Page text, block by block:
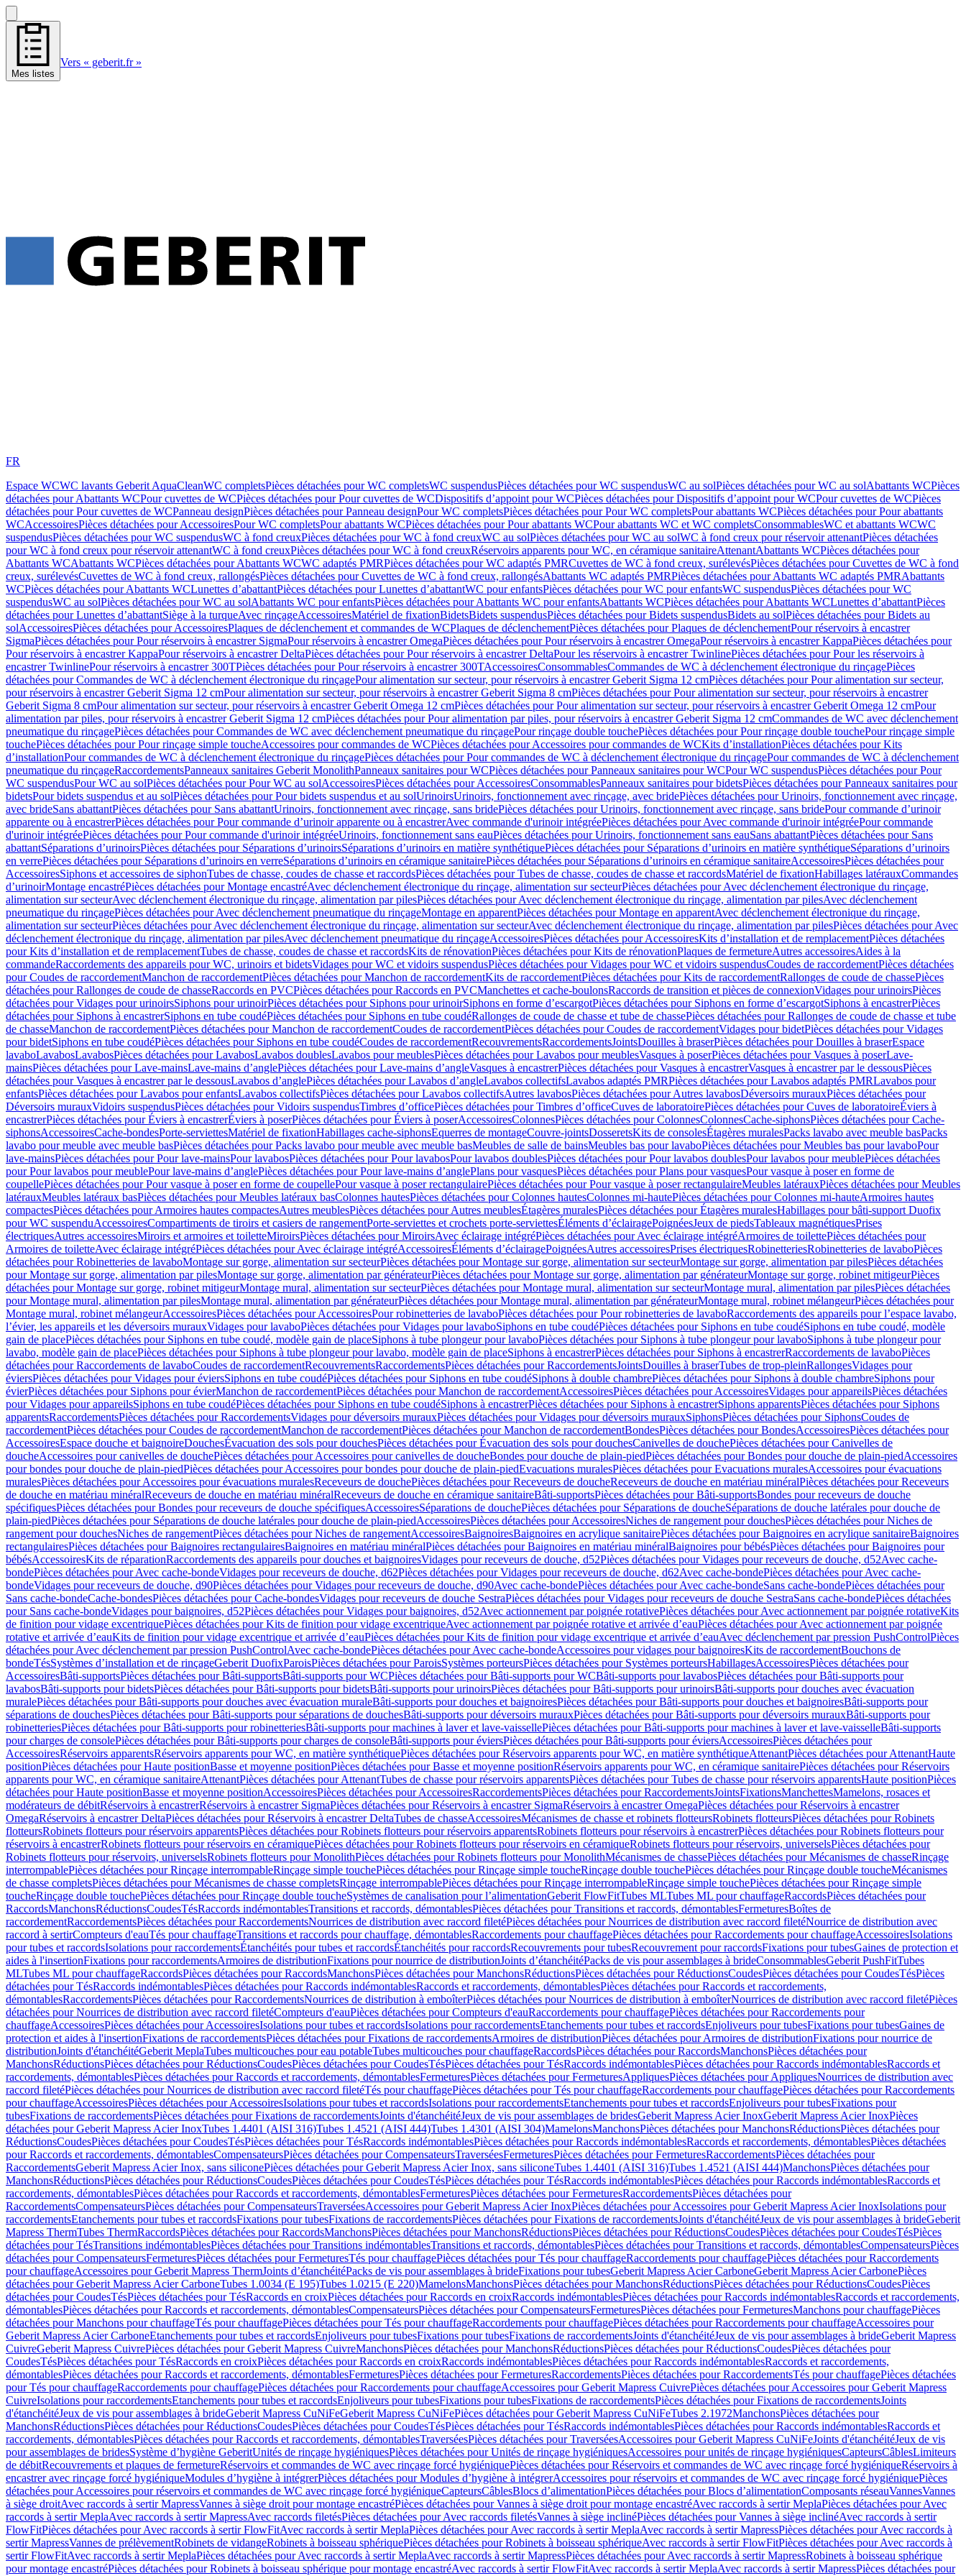
Mes listes
Vers « geberit.fr »
FR
Espace WCWC lavants Geberit AquaCleanWC completsPièces détachées pour WC completsWC suspendusPièces détachées pour WC suspendusWC au solPièces détachées pour WC au solAbattants WCPièces
détachées pour Abattants WCPour cuvettes de WCPièces détachées pour Pour cuvettes de WCDispositifs d’appoint pour WCPièces détachées pour Dispositifs d’appoint pour WCPour cuvettes de WCPièces
détachées pour Pour cuvettes de WCPanneau designPièces détachées pour Panneau designPour WC completsPièces détachées pour Pour WC completsPour abattants WCPièces détachées pour Pour abattants
WCAccessoiresPièces détachées pour AccessoiresPour WC completsPour abattants WCPièces détachées pour Pour abattants WCPour abattants WC et WC completsConsommablesWC et abattants WCWC
suspendusPièces détachées pour WC suspendusWC à fond creuxPièces détachées pour WC à fond creuxWC au solPièces détachées pour WC au solWC à fond creux pour réservoir attenantPièces détachées
pour WC à fond creux pour réservoir attenantWC à fond creuxPièces détachées pour WC à fond creuxRéservoirs apparents pour WC, en céramique sanitaireAttenantAbattants WCPièces détachées pour
Abattants WCAbattants WCPièces détachées pour Abattants WCWC adaptés PMRPièces détachées pour WC adaptés PMRCuvettes de WC à fond creux, surélevésPièces détachées pour Cuvettes de WC à fond
creux, surélevésCuvettes de WC à fond creux, rallongésPièces détachées pour Cuvettes de WC à fond creux, rallongésAbattants WC adaptés PMRPièces détachées pour Abattants WC adaptés PMRAbattants
WCPièces détachées pour Abattants WCLunettes d’abattantPièces détachées pour Lunettes d’abattantWC pour enfantsPièces détachées pour WC pour enfantsWC suspendusPièces détachées pour WC
suspendusWC au solPièces détachées pour WC au solAbattants WC pour enfantsPièces détachées pour Abattants WC pour enfantsAbattants WCPièces détachées pour Abattants WCLunettes d’abattantPièces
détachées pour Lunettes d’abattantSiège à la turqueAvec rinçageAccessoiresMatériel de fixationBidetsBidets suspendusPièces détachées pour Bidets suspendusBidets au solPièces détachées pour Bidets au
solAccessoiresPièces détachées pour AccessoiresPlaques de déclenchement et commandes de WCPlaques de déclenchementPièces détachées pour Plaques de déclenchementPour réservoirs à encastrer
SigmaPièces détachées pour Pour réservoirs à encastrer SigmaPour réservoirs à encastrer OmegaPièces détachées pour Pour réservoirs à encastrer OmegaPour réservoirs à encastrer KappaPièces détachées pour
Pour réservoirs à encastrer KappaPour réservoirs à encastrer DeltaPièces détachées pour Pour réservoirs à encastrer DeltaPour les réservoirs à encastrer TwinlinePièces détachées pour Pour les réservoirs à
encastrer TwinlinePour réservoirs à encastrer 300TPièces détachées pour Pour réservoirs à encastrer 300TAccessoiresConsommablesCommandes de WC à déclenchement électronique du rinçagePièces
détachées pour Commandes de WC à déclenchement électronique du rinçagePour alimentation sur secteur, pour réservoirs à encastrer Geberit Sigma 12 cmPièces détachées pour Pour alimentation sur secteur,
pour réservoirs à encastrer Geberit Sigma 12 cmPour alimentation sur secteur, pour réservoirs à encastrer Geberit Sigma 8 cmPièces détachées pour Pour alimentation sur secteur, pour réservoirs à encastrer
Geberit Sigma 8 cmPour alimentation sur secteur, pour réservoirs à encastrer Geberit Omega 12 cmPièces détachées pour Pour alimentation sur secteur, pour réservoirs à encastrer Geberit Omega 12 cmPour
alimentation par piles, pour réservoirs à encastrer Geberit Sigma 12 cmPièces détachées pour Pour alimentation par piles, pour réservoirs à encastrer Geberit Sigma 12 cmCommandes de WC avec déclenchement
pneumatique du rinçagePièces détachées pour Commandes de WC avec déclenchement pneumatique du rinçagePour rinçage double touchePièces détachées pour Pour rinçage double touchePour rinçage simple
touchePièces détachées pour Pour rinçage simple toucheAccessoires pour commandes de WCPièces détachées pour Accessoires pour commandes de WCKits d’installationPièces détachées pour Kits
d’installationPour commandes de WC à déclenchement électronique du rinçagePièces détachées pour Pour commandes de WC à déclenchement électronique du rinçagePour commandes de WC à déclenchement
pneumatique du rinçageRaccordementsPanneaux sanitaires Geberit MonolithPanneaux sanitaires pour WCPièces détachées pour Panneaux sanitaires pour WCPour WC suspendusPièces détachées pour Pour
WC suspendusPour WC au solPièces détachées pour Pour WC au solAccessoiresPièces détachées pour AccessoiresConsommablesPanneaux sanitaires pour bidetsPièces détachées pour Panneaux sanitaires pour
bidetsPour bidets suspendus et au solPièces détachées pour Pour bidets suspendus et au solUrinoirsUrinoirs, fonctionnement avec rinçage, avec bridePièces détachées pour Urinoirs, fonctionnement avec rinçage,
avec brideSans abattantPièces détachées pour Sans abattantUrinoirs, fonctionnement avec rinçage, sans bridePièces détachées pour Urinoirs, fonctionnement avec rinçage, sans bridePour commande d’urinoir
apparente ou à encastrerPièces détachées pour Pour commande d’urinoir apparente ou à encastrerAvec commande d'urinoir intégréePièces détachées pour Avec commande d'urinoir intégréePour commande
d'urinoir intégréePièces détachées pour Pour commande d'urinoir intégréeUrinoirs, fonctionnement sans eauPièces détachées pour Urinoirs, fonctionnement sans eauSans abattantPièces détachées pour Sans
abattantSéparations d’urinoirsPièces détachées pour Séparations d’urinoirsSéparations d’urinoirs en matière synthétiquePièces détachées pour Séparations d’urinoirs en matière synthétiqueSéparations d’urinoirs
en verrePièces détachées pour Séparations d’urinoirs en verreSéparations d’urinoirs en céramique sanitairePièces détachées pour Séparations d’urinoirs en céramique sanitaireAccessoiresPièces détachées pour
AccessoiresSiphons et accessoires de siphonTubes de chasse, coudes de chasse et raccordsPièces détachées pour Tubes de chasse, coudes de chasse et raccordsMatériel de fixationHabillages latérauxCommandes
dʼurinoirMontage encastréPièces détachées pour Montage encastréAvec déclenchement électronique du rinçage, alimentation sur secteurPièces détachées pour Avec déclenchement électronique du rinçage,
alimentation sur secteurAvec déclenchement électronique du rinçage, alimentation par pilesPièces détachées pour Avec déclenchement électronique du rinçage, alimentation par pilesAvec déclenchement
pneumatique du rinçagePièces détachées pour Avec déclenchement pneumatique du rinçageMontage en apparentPièces détachées pour Montage en apparentAvec déclenchement électronique du rinçage,
alimentation sur secteurPièces détachées pour Avec déclenchement électronique du rinçage, alimentation sur secteurAvec déclenchement électronique du rinçage, alimentation par pilesPièces détachées pour Avec
déclenchement électronique du rinçage, alimentation par pilesAvec déclenchement pneumatique du rinçageAccessoiresPièces détachées pour AccessoiresKits d’installation et de remplacementPièces détachées
pour Kits d’installation et de remplacementTubes de chasse, coudes de chasse et raccordsKits de rénovationPièces détachées pour Kits de rénovationPlaques de fermetureAutres accessoiresAides à la
commandeRaccordements des appareils pour WC, urinoirs et bidetsVidages pour WC et vidoirs suspendusPièces détachées pour Vidages pour WC et vidoirs suspendusCoudes de raccordementPièces détachées
pour Coudes de raccordementManchon de raccordementPièces détachées pour Manchon de raccordementKits de raccordementPièces détachées pour Kits de raccordementRallonges de coude de chassePièces
détachées pour Rallonges de coude de chasseRaccords en PVCPièces détachées pour Raccords en PVCManchettes et cache-boulonsRaccords de transition et pièces de connexionVidages pour urinoirsPièces
détachées pour Vidages pour urinoirsSiphons pour urinoirPièces détachées pour Siphons pour urinoirSiphons en forme d’escargotPièces détachées pour Siphons en forme d’escargotSiphons à encastrerPièces
détachées pour Siphons à encastrerSiphons en tube coudéPièces détachées pour Siphons en tube coudéRallonges de coude de chasse et tube de chassePièces détachées pour Rallonges de coude de chasse et tube
de chasseManchon de raccordementPièces détachées pour Manchon de raccordementCoudes de raccordementPièces détachées pour Coudes de raccordementVidages pour bidetPièces détachées pour Vidages
pour bidetSiphons en tube coudéPièces détachées pour Siphons en tube coudéCoudes de raccordementRecouvrementsRaccordementsJointsDouilles à braserPièces détachées pour Douilles à braserEspace
lavaboLavabosLavabosPièces détachées pour LavabosLavabos doublesLavabos pour meublesPièces détachées pour Lavabos pour meublesVasques à poserPièces détachées pour Vasques à poserLave-
mainsPièces détachées pour Lave-mainsLave-mains d’anglePièces détachées pour Lave-mains d’angleVasques à encastrerPièces détachées pour Vasques à encastrerVasques à encastrer par le dessousPièces
détachées pour Vasques à encastrer par le dessousLavabos d’anglePièces détachées pour Lavabos d’angleLavabos collectifsLavabos adaptés PMRPièces détachées pour Lavabos adaptés PMRLavabos pour
enfantsPièces détachées pour Lavabos pour enfantsLavabos collectifsPièces détachées pour Lavabos collectifsAutres lavabosPièces détachées pour Autres lavabosDéversoirs murauxPièces détachées pour
Déversoirs murauxVidoirs suspendusPièces détachées pour Vidoirs suspendusTimbres dʼofficePièces détachées pour Timbres dʼofficeCuves de laboratoirePièces détachées pour Cuves de laboratoireÉviers à
encastrerPièces détachées pour Éviers à encastrerÉviers à poserPièces détachées pour Éviers à poserAccessoiresColonnesPièces détachées pour ColonnesColonnesCache-siphonsPièces détachées pour Cache-
siphonsAccessoiresCache-bondesPorte-serviettesMatériel de fixationHabillages cache-siphonsEquerres de montageCouvre-jointsDosseretsKits de consolesÉtagères muralesPacks lavabo avec meuble basPacks
lavabo pour meuble avec meuble basPièces détachées pour Packs lavabo pour meuble avec meuble basMeubles de salle de bainsMeubles bas pour lavaboPièces détachées pour Meubles bas pour lavaboPour
lave-mainsPièces détachées pour Pour lave-mainsPour lavabosPièces détachées pour Pour lavabosPour lavabos doublesPièces détachées pour Pour lavabos doublesPour lavabos pour meublePièces détachées
pour Pour lavabos pour meublePour lave-mains d’anglePièces détachées pour Pour lave-mains d’anglePlans pour vasquesPièces détachées pour Plans pour vasquesPour vasque à poser en forme de
coupellePièces détachées pour Pour vasque à poser en forme de coupellePour vasque à poser rectangulairePièces détachées pour Pour vasque à poser rectangulaireMeubles latérauxPièces détachées pour Meubles
latérauxMeubles latéraux basPièces détachées pour Meubles latéraux basColonnes hautesPièces détachées pour Colonnes hautesColonnes mi-hautePièces détachées pour Colonnes mi-hauteArmoires hautes
compactesPièces détachées pour Armoires hautes compactesAutres meublesPièces détachées pour Autres meublesÉtagères muralesPièces détachées pour Étagères muralesHabillages pour bâti-support Duofix
pour WC suspenduAccessoiresCompartiments de tiroirs et casiers de rangementPorte-serviettes et crochets porte-serviettesÉléments d’éclairagePoignéesJeux de piedsTableaux magnétiquesPrises
électriquesAutres accessoiresMiroirs et armoires et toiletteMiroirsPièces détachées pour MiroirsAvec éclairage intégréPièces détachées pour Avec éclairage intégréArmoires de toilettePièces détachées pour
Armoires de toiletteAvec éclairage intégréPièces détachées pour Avec éclairage intégréAccessoiresÉléments d’éclairagePoignéesAutres accessoiresPrises électriquesRobinetteriesRobinetteries de lavaboPièces
détachées pour Robinetteries de lavaboMontage sur gorge, alimentation sur secteurPièces détachées pour Montage sur gorge, alimentation sur secteurMontage sur gorge, alimentation par pilesPièces détachées
pour Montage sur gorge, alimentation par pilesMontage sur gorge, alimentation par générateurPièces détachées pour Montage sur gorge, alimentation par générateurMontage sur gorge, robinet mitigeurPièces
détachées pour Montage sur gorge, robinet mitigeurMontage mural, alimentation sur secteurPièces détachées pour Montage mural, alimentation sur secteurMontage mural, alimentation par pilesPièces détachées
pour Montage mural, alimentation par pilesMontage mural, alimentation par générateurPièces détachées pour Montage mural, alimentation par générateurMontage mural, robinet mélangeurPièces détachées pour
Montage mural, robinet mélangeurAccessoiresPièces détachées pour AccessoiresPour robinetteries de lavaboPièces détachées pour Pour robinetteries de lavaboRaccordements des appareils pour l’espace lavabo,
l’évier, les appareils et les déversoirs murauxVidages pour lavaboPièces détachées pour Vidages pour lavaboSiphons en tube coudéPièces détachées pour Siphons en tube coudéSiphons en tube coudé, modèle
gain de placePièces détachées pour Siphons en tube coudé, modèle gain de placeSiphons à tube plongeur pour lavaboPièces détachées pour Siphons à tube plongeur pour lavaboSiphons à tube plongeur pour
lavabo, modèle gain de placePièces détachées pour Siphons à tube plongeur pour lavabo, modèle gain de placeSiphons à encastrerPièces détachées pour Siphons à encastrerRaccordements de lavaboPièces
détachées pour Raccordements de lavaboCoudes de raccordementRecouvrementsRaccordementsPièces détachées pour RaccordementsJointsDouilles à braserTubes de trop-pleinRallongesVidages pour
éviersPièces détachées pour Vidages pour éviersSiphons en tube coudéPièces détachées pour Siphons en tube coudéSiphons à double chambrePièces détachées pour Siphons à double chambreSiphons pour
évierPièces détachées pour Siphons pour évierManchon de raccordementPièces détachées pour Manchon de raccordementAccessoiresPièces détachées pour AccessoiresVidages pour appareilsPièces détachées
pour Vidages pour appareilsSiphons en tube coudéPièces détachées pour Siphons en tube coudéSiphons à encastrerPièces détachées pour Siphons à encastrerSiphons apparentsPièces détachées pour Siphons
apparentsRaccordementsPièces détachées pour RaccordementsVidages pour déversoirs murauxPièces détachées pour Vidages pour déversoirs murauxSiphonsPièces détachées pour SiphonsCoudes de
raccordementPièces détachées pour Coudes de raccordementManchon de raccordementPièces détachées pour Manchon de raccordementBondesPièces détachées pour BondesAccessoiresPièces détachées pour
AccessoiresEspace douche et baignoireDouchesÉvacuation des sols pour douchesPièces détachées pour Évacuation des sols pour douchesCanivelles de douchePièces détachées pour Canivelles de
doucheAccessoires pour canivelles de douchePièces détachées pour Accessoires pour canivelles de doucheBondes pour douche de plain-piedPièces détachées pour Bondes pour douche de plain-piedAccessoires
pour bondes pour douche de plain-piedPièces détachées pour Accessoires pour bondes pour douche de plain-piedEvacuations muralesPièces détachées pour Evacuations muralesAccessoires pour évacuations
muralesPièces détachées pour Accessoires pour évacuations muralesReceveurs de douchePièces détachées pour Receveurs de doucheReceveurs de douche en matériau minéralPièces détachées pour Receveurs
de douche en matériau minéralReceveurs de douche en matériau minéralReceveurs de douche en céramique sanitaireBâti-supportsPièces détachées pour Bâti-supportsBondes pour receveurs de douche
spécifiquesPièces détachées pour Bondes pour receveurs de douche spécifiquesAccessoiresSéparations de douchePièces détachées pour Séparations de doucheSéparations de douche latérales pour douche de
plain-piedPièces détachées pour Séparations de douche latérales pour douche de plain-piedAccessoiresPièces détachées pour AccessoiresNiches de rangement pour douchesPièces détachées pour Niches de
rangement pour douchesNiches de rangementPièces détachées pour Niches de rangementAccessoiresBaignoiresBaignoires en acrylique sanitairePièces détachées pour Baignoires en acrylique sanitaireBaignoires
rectangulairesPièces détachées pour Baignoires rectangulairesBaignoires en matériau minéralPièces détachées pour Baignoires en matériau minéralBaignoires pour bébésPièces détachées pour Baignoires pour
bébésAccessoiresKits de réparationRaccordements des appareils pour douches et baignoiresVidages pour receveurs de douche, d52Pièces détachées pour Vidages pour receveurs de douche, d52Avec cache-
bondePièces détachées pour Avec cache-bondeVidages pour receveurs de douche, d62Pièces détachées pour Vidages pour receveurs de douche, d62Avec cache-bondePièces détachées pour Avec cache-
bondeVidages pour receveurs de douche, d90Pièces détachées pour Vidages pour receveurs de douche, d90Avec cache-bondePièces détachées pour Avec cache-bondeSans cache-bondePièces détachées pour
Sans cache-bondeCache-bondesPièces détachées pour Cache-bondesVidages pour receveurs de douche SestraPièces détachées pour Vidages pour receveurs de douche SestraSans cache-bondePièces détachées
pour Sans cache-bondeVidages pour baignoires, d52Pièces détachées pour Vidages pour baignoires, d52Avec actionnement par poignée rotativePièces détachées pour Avec actionnement par poignée rotativeKits
de finition pour vidage excentriquePièces détachées pour Kits de finition pour vidage excentriqueAvec actionnement par poignée rotative et arrivée d’eauPièces détachées pour Avec actionnement par poignée
rotative et arrivée d’eauKits de finition pour vidage excentrique et arrivée d’eauPièces détachées pour Kits de finition pour vidage excentrique et arrivée d’eauAvec déclenchement par pression PushControlPièces
détachées pour Avec déclenchement par pression PushControlAvec cache-bondePièces détachées pour Avec cache-bondeAccessoires pour vidages pour baignoiresKits de raccordementBouchons de
bondeTésSystèmes d’installation et de rinçageGeberit DuofixParoisPièces détachées pour ParoisSystèmes porteursPièces détachées pour Systèmes porteursHabillagesAccessoiresPièces détachées pour
AccessoiresBâti-supportsPièces détachées pour Bâti-supportsBâti-supports pour WCPièces détachées pour Bâti-supports pour WCBâti-supports pour lavabosPièces détachées pour Bâti-supports pour
lavabosBâti-supports pour bidetsPièces détachées pour Bâti-supports pour bidetsBâti-supports pour urinoirsPièces détachées pour Bâti-supports pour urinoirsBâti-supports pour douches avec évacuation
muralePièces détachées pour Bâti-supports pour douches avec évacuation muraleBâti-supports pour douches et baignoiresPièces détachées pour Bâti-supports pour douches et baignoiresBâti-supports pour
séparations de douchesPièces détachées pour Bâti-supports pour séparations de douchesBâti-supports pour déversoirs murauxPièces détachées pour Bâti-supports pour déversoirs murauxBâti-supports pour
robinetteriesPièces détachées pour Bâti-supports pour robinetteriesBâti-supports pour machines à laver et lave-vaissellePièces détachées pour Bâti-supports pour machines à laver et lave-vaisselleBâti-supports
pour charges de consolePièces détachées pour Bâti-supports pour charges de consoleBâti-supports pour éviersPièces détachées pour Bâti-supports pour éviersAccessoiresPièces détachées pour
AccessoiresRéservoirs apparentsRéservoirs apparents pour WC, en matière synthétiquePièces détachées pour Réservoirs apparents pour WC, en matière synthétiqueAttenantPièces détachées pour AttenantHaute
positionPièces détachées pour Haute positionBasse et moyenne positionPièces détachées pour Basse et moyenne positionRéservoirs apparents pour WC, en céramique sanitairePièces détachées pour Réservoirs
apparents pour WC, en céramique sanitaireAttenantPièces détachées pour AttenantTubes de chasse pour réservoirs apparentsPièces détachées pour Tubes de chasse pour réservoirs apparentsHaute positionPièces
détachées pour Haute positionBasse et moyenne positionAccessoiresPièces détachées pour AccessoiresRaccordementsPièces détachées pour RaccordementsJointsFixationsManchettesMamelons, rosaces et
modérateurs de débitRéservoirs à encastrerRéservoirs à encastrer SigmaPièces détachées pour Réservoirs à encastrer SigmaRéservoirs à encastrer OmegaPièces détachées pour Réservoirs à encastrer
OmegaRéservoirs à encastrer DeltaPièces détachées pour Réservoirs à encastrer DeltaTubes de chasseAccessoiresMécanismes de chasse et robinets flotteursRobinets flotteursPièces détachées pour Robinets
flotteursRobinets flotteurs pour réservoirs apparentsPièces détachées pour Robinets flotteurs pour réservoirs apparentsRobinets flotteurs pour réservoirs à encastrerPièces détachées pour Robinets flotteurs pour
réservoirs à encastrerRobinets flotteurs pour réservoirs en céramiquePièces détachées pour Robinets flotteurs pour réservoirs en céramiqueRobinets flotteurs pour réservoirs, universelsPièces détachées pour
Robinets flotteurs pour réservoirs, universelsRobinets flotteurs pour MonolithPièces détachées pour Robinets flotteurs pour MonolithMécanismes de chassePièces détachées pour Mécanismes de chasseRinçage
interrompablePièces détachées pour Rinçage interrompableRinçage simple touchePièces détachées pour Rinçage simple toucheRinçage double touchePièces détachées pour Rinçage double toucheMécanismes
de chasse completsPièces détachées pour Mécanismes de chasse completsRinçage interrompablePièces détachées pour Rinçage interrompableRinçage simple touchePièces détachées pour Rinçage simple
toucheRinçage double touchePièces détachées pour Rinçage double toucheSystèmes de canalisation pour l’alimentationGeberit FlowFitTubes MLTubes ML pour chauffageRaccordsPièces détachées pour
RaccordsManchonsRéductionsCoudesTésRaccords indémontablesTransitions et raccords, démontablesPièces détachées pour Transitions et raccords, démontablesFermeturesBoîtes de
raccordementRaccordementsPièces détachées pour RaccordementsNourrices de distribution avec raccord filetéPièces détachées pour Nourrices de distribution avec raccord filetéNourrice de distribution avec
raccord à sertirCompteurs d'eauTés pour chauffageTransitions et raccords pour chauffage, démontablesRaccordements pour chauffagePièces détachées pour Raccordements pour chauffageAccessoiresIsolations
pour tubes et raccordsIsolations pour raccordementsÉtanchéités pour tubes et raccordsÉtanchéités pour raccordsRecouvrements pour tubesRecouvrement pour raccordsFixations pour tubesGaines de protection et
aides à l'insertionFixations pour raccordementsArmoires de distributionFixations pour nourrice de distributionJoints d’étanchéitéPacks de vis pour assemblages à brideConsommablesGeberit PushFitTubes
MLTubes ML pour chauffageRaccordsPièces détachées pour RaccordsManchonsPièces détachées pour ManchonsRéductionsPièces détachées pour RéductionsCoudesPièces détachées pour CoudesTésPièces
détachées pour TésRaccords indémontablesPièces détachées pour Raccords indémontablesRaccords et raccordements, démontablesPièces détachées pour Raccords et raccordements,
démontablesRaccordementsPièces détachées pour RaccordementsNourrices de distribution à emboîterPièces détachées pour Nourrices de distribution à emboîterNourrices de distribution avec raccord filetéPièces
détachées pour Nourrices de distribution avec raccord filetéCompteurs d'eauPièces détachées pour Compteurs d'eauRaccordements pour chauffagePièces détachées pour Raccordements pour
chauffageAccessoiresPièces détachées pour AccessoiresIsolations pour tubes et raccordsIsolations pour raccordementsEtanchements pour tubes et raccordsEnjoliveurs pour tubesFixations pour tubesGaines de
protection et aides à l'insertionFixations de raccordementsPièces détachées pour Fixations de raccordementsArmoires de distributionPièces détachées pour Armoires de distributionFixations pour nourrice de
distributionJoints d'étanchéitéGeberit MeplaTubes multicouches pour eau potableTubes multicouches pour chauffageRaccordsPièces détachées pour RaccordsManchonsPièces détachées pour
ManchonsRéductionsPièces détachées pour RéductionsCoudesPièces détachées pour CoudesTésPièces détachées pour TésRaccords indémontablesPièces détachées pour Raccords indémontablesRaccords et
raccordements, démontablesPièces détachées pour Raccords et raccordements, démontablesFermeturesPièces détachées pour FermeturesAppliquesPièces détachées pour AppliquesNourrices de distribution avec
raccord filetéPièces détachées pour Nourrices de distribution avec raccord filetéTés pour chauffagePièces détachées pour Tés pour chauffageRaccordements pour chauffagePièces détachées pour Raccordements
pour chauffageAccessoiresPièces détachées pour AccessoiresIsolations pour tubes et raccordsIsolations pour raccordementsEtanchements pour tubes et raccordsEnjoliveurs pour tubesFixations pour
tubesFixations de raccordementsPièces détachées pour Fixations de raccordementsJoints d'étanchéitéJeux de vis pour assemblages de bridesGeberit Mapress Acier InoxGeberit Mapress Acier InoxPièces
détachées pour Geberit Mapress Acier InoxTubes 1.4401 (AISI 316)Tubes 1.4521 (AISI 444)Tubes 1.4301 (AISI 304)MamelonsManchonsPièces détachées pour ManchonsRéductionsPièces détachées pour
RéductionsCoudesPièces détachées pour CoudesTésPièces détachées pour TésRaccords indémontablesPièces détachées pour Raccords indémontablesRaccords et raccordements, démontablesPièces détachées
pour Raccords et raccordements, démontablesCompensateursPièces détachées pour CompensateursTraverséesFermeturesPièces détachées pour FermeturesRaccordementsPièces détachées pour
RaccordementsGeberit Mapress Acier Inox, sans siliconePièces détachées pour Geberit Mapress Acier Inox, sans siliconeTubes 1.4401 (AISI 316)Tubes 1.4521 (AISI 444)ManchonsPièces détachées pour
ManchonsRéductionsPièces détachées pour RéductionsCoudesPièces détachées pour CoudesTésPièces détachées pour TésRaccords indémontablesPièces détachées pour Raccords indémontablesRaccords et
raccordements, démontablesPièces détachées pour Raccords et raccordements, démontablesFermeturesPièces détachées pour FermeturesRaccordementsPièces détachées pour
RaccordementsCompensateursPièces détachées pour CompensateursTraverséesAccessoires pour Geberit Mapress Acier InoxPièces détachées pour Accessoires pour Geberit Mapress Acier InoxIsolations pour
raccordementsEtanchements pour tubes et raccordsFixations pour tubesFixations de raccordementsPièces détachées pour Fixations de raccordementsJoints d'étanchéitéJeux de vis pour assemblages à brideGeberit
Mapress ThermTubes ThermRaccordsPièces détachées pour RaccordsManchonsPièces détachées pour ManchonsRéductionsPièces détachées pour RéductionsCoudesPièces détachées pour CoudesTésPièces
détachées pour TésTransitions indémontablesPièces détachées pour Transitions indémontablesTransitions et raccords, démontablesPièces détachées pour Transitions et raccords, démontablesCompensateursPièces
détachées pour CompensateursFermeturesPièces détachées pour FermeturesTés pour chauffagePièces détachées pour Tés pour chauffageRaccordements pour chauffagePièces détachées pour Raccordements
pour chauffageAccessoires pour Geberit Mapress ThermJoints d’étanchéitéPacks de vis pour assemblages à brideFixations pour tubesGeberit Mapress Acier CarboneGeberit Mapress Acier CarbonePièces
détachées pour Geberit Mapress Acier CarboneTubes 1.0034 (E 195)Tubes 1.0215 (E 220)MamelonsManchonsPièces détachées pour ManchonsRéductionsPièces détachées pour RéductionsCoudesPièces
détachées pour CoudesTésPièces détachées pour TésRaccords en croixPièces détachées pour Raccords en croixRaccords indémontablesPièces détachées pour Raccords indémontablesRaccords et raccordements,
démontablesPièces détachées pour Raccords et raccordements, démontablesCompensateursPièces détachées pour CompensateursFermeturesPièces détachées pour FermeturesManchons pour chauffagePièces
détachées pour Manchons pour chauffageTés pour chauffagePièces détachées pour Tés pour chauffageRaccordements pour chauffagePièces détachées pour Raccordements pour chauffageAccessoires pour
Geberit Mapress Acier CarboneEtanchements pour tubes et raccordsEnjoliveurs pour tubesFixations pour tubesFixations de raccordementsJoints d'étanchéitéJeux de vis pour assemblages à brideGeberit Mapress
CuivreGeberit Mapress CuivrePièces détachées pour Geberit Mapress CuivreManchonsPièces détachées pour ManchonsRéductionsPièces détachées pour RéductionsCoudesPièces détachées pour
CoudesTésPièces détachées pour TésRaccords en croixPièces détachées pour Raccords en croixRaccords indémontablesPièces détachées pour Raccords indémontablesRaccords et raccordements,
démontablesPièces détachées pour Raccords et raccordements, démontablesFermeturesPièces détachées pour FermeturesRaccordementsPièces détachées pour RaccordementsTés pour chauffagePièces détachées
pour Tés pour chauffageRaccordements pour chauffagePièces détachées pour Raccordements pour chauffageAccessoires pour Geberit Mapress CuivrePièces détachées pour Accessoires pour Geberit Mapress
CuivreIsolations pour raccordementsEtanchements pour tubes et raccordsEnjoliveurs pour tubesFixations pour tubesFixations de raccordementsPièces détachées pour Fixations de raccordementsJoints
d'étanchéitéJeux de vis pour assemblages à brideGeberit Mapress CuNiFeGeberit Mapress CuNiFePièces détachées pour Geberit Mapress CuNiFeTubes 2.1972ManchonsPièces détachées pour
ManchonsRéductionsPièces détachées pour RéductionsCoudesPièces détachées pour CoudesTésPièces détachées pour TésRaccords indémontablesPièces détachées pour Raccords indémontablesRaccords et
raccordements, démontablesPièces détachées pour Raccords et raccordements, démontablesTraverséesPièces détachées pour TraverséesAccessoires pour Geberit Mapress CuNiFeJoints d'étanchéitéJeux de vis
pour assemblages de bridesSystème d’hygiène GeberitUnités de rinçage hygiéniquesPièces détachées pour Unités de rinçage hygiéniquesAccessoires pour unités de rinçage hygiéniquesCapteursCâblesLimiteurs
de débitRecouvrements et plaques de fermetureRéservoirs et commandes de WC avec rinçage forcé hygiéniquePièces détachées pour Réservoirs et commandes de WC avec rinçage forcé hygiéniqueRéservoirs à
encastrer avec rinçage forcé hygiéniqueModules d’hygiène à intégrerPièces détachées pour Modules d’hygiène à intégrerAccessoires pour réservoirs et commandes de WC avec rinçage forcé hygiéniquePièces
détachées pour Accessoires pour réservoirs et commandes de WC avec rinçage forcé hygiéniqueCapteursCâblesBlocs d’alimentationPièces détachées pour Blocs d’alimentationComposants réseauVannesVannes
à siège droitAvec raccords à sertir MapressVannes à siège droit pour montage encastréPièces détachées pour Vannes à siège droit pour montage encastréAvec raccords à sertir MeplaPièces détachées pour Avec
raccords à sertir MeplaAvec raccords à sertir MapressAvec raccords filetésPièces détachées pour Avec raccords filetésVannes à siège inclinéPièces détachées pour Vannes à siège inclinéAvec raccords à sertir
FlowFitPièces détachées pour Avec raccords à sertir FlowFitAvec raccords à sertir MeplaPièces détachées pour Avec raccords à sertir MeplaAvec raccords à sertir MapressPièces détachées pour Avec raccords à
sertir MapressVannes de prélèvementRobinets de vidangeRobinets à boisseau sphériquePièces détachées pour Robinets à boisseau sphériqueAvec raccords à sertir FlowFitPièces détachées pour Avec raccords à
sertir FlowFitAvec raccords à sertir MeplaPièces détachées pour Avec raccords à sertir MeplaAvec raccords à sertir MapressPièces détachées pour Avec raccords à sertir MapressRobinets à boisseau sphérique
pour montage encastréPièces détachées pour Robinets à boisseau sphérique pour montage encastréAvec raccords à sertir FlowFitAvec raccords à sertir MeplaAvec raccords à sertir MapressPièces détachées pour